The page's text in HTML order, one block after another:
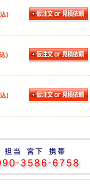
)
)
)